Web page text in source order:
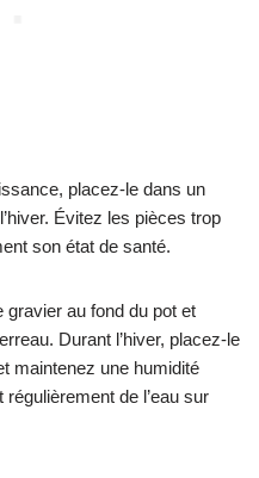
placez-le dans un
Évitez les pièces trop
son état de santé.
gravier au fond du pot et
Durant l’hiver, placez-le
maintenez une humidité
de l’eau sur